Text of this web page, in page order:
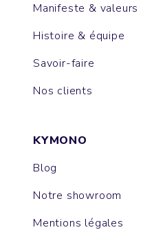
Manifeste & valeurs
Histoire & équipe
Savoir-faire
Nos clients
KYMONO
Blog
Notre showroom
Mentions légales